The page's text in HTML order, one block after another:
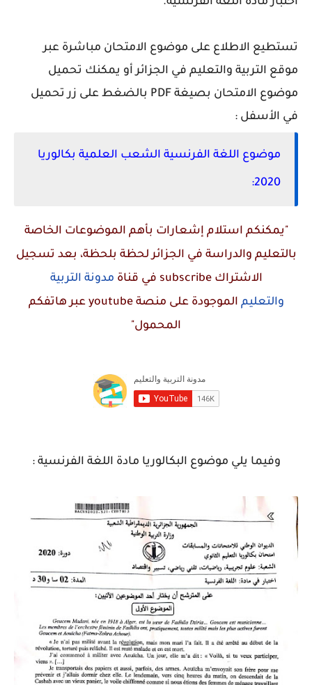
تستطيع الاطلاع على موضوع الامتحان مباشرة عبر
موقع التربية والتعليم في الجزائر أو يمكنك تحميل
موضوع الامتحان بصيغة PDF بالضغط على زر تحميل
في الأسفل :
موضوع اللغة الفرنسية الشعب العلمية بكالوريا
2020:
"يمكنكم استلام إشعارات بأهم الموضوعات الخاصة
بالتعليم والدراسة في الجزائر لحظة بلحظة، بعد تسجيل
الاشتراكsubscribe في قناة مدونة التربية
والتعليم الموجودة على منصةyoutube عبر هاتفكم
المحمول"
وفيما يلي موضوع البكالوريا مادة اللغة الفرنسية :